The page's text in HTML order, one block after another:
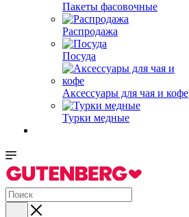
Пакеты фасовочные
Распродажа
Посуда
Аксессуары для чая и кофе
Турки медные